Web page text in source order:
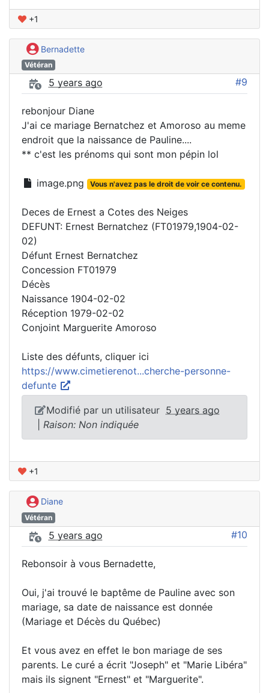
+1
Bernadette
Vétéran
5 years ago #9
rebonjour Diane
J'ai ce mariage Bernatchez et Amoroso au meme
endroit que la naissance de Pauline....
** c'est les prénoms qui sont mon pépin lol
image.png Vous n'avez pas le droit de voir ce contenu.
Deces de Ernest a Cotes des Neiges
DEFUNT: Ernest Bernatchez (FT01979,1904-02-
02)
Défunt Ernest Bernatchez
Concession FT01979
Décès
Naissance 1904-02-02
Réception 1979-02-02
Conjoint Marguerite Amoroso
Liste des défunts, cliquer ici
https://www.cimetierenot...cherche-personne-
defunte
Modifié par un utilisateur 5 years ago
Raison: Non indiquée
+1
Diane
Vétéran
5 years ago #10
Rebonsoir à vous Bernadette,
Oui, j'ai trouvé le baptême de Pauline avec son
mariage, sa date de naissance est donnée
(Mariage et Décès du Québec)
Et vous avez en effet le bon mariage de ses
parents. Le curé a écrit "Joseph" et "Marie Libéra"
mais ils signent "Ernest" et "Marguerite".